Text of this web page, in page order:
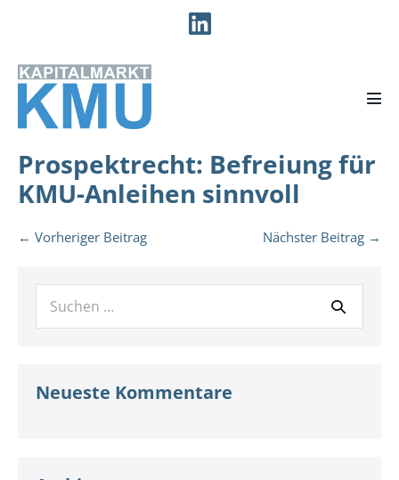
Prospektrecht: Befreiung für
KMU-Anleihen sinnvoll
Beitragsnavigation
← Vorheriger Beitrag Nächster Beitrag →
nach:
Neueste Kommentare